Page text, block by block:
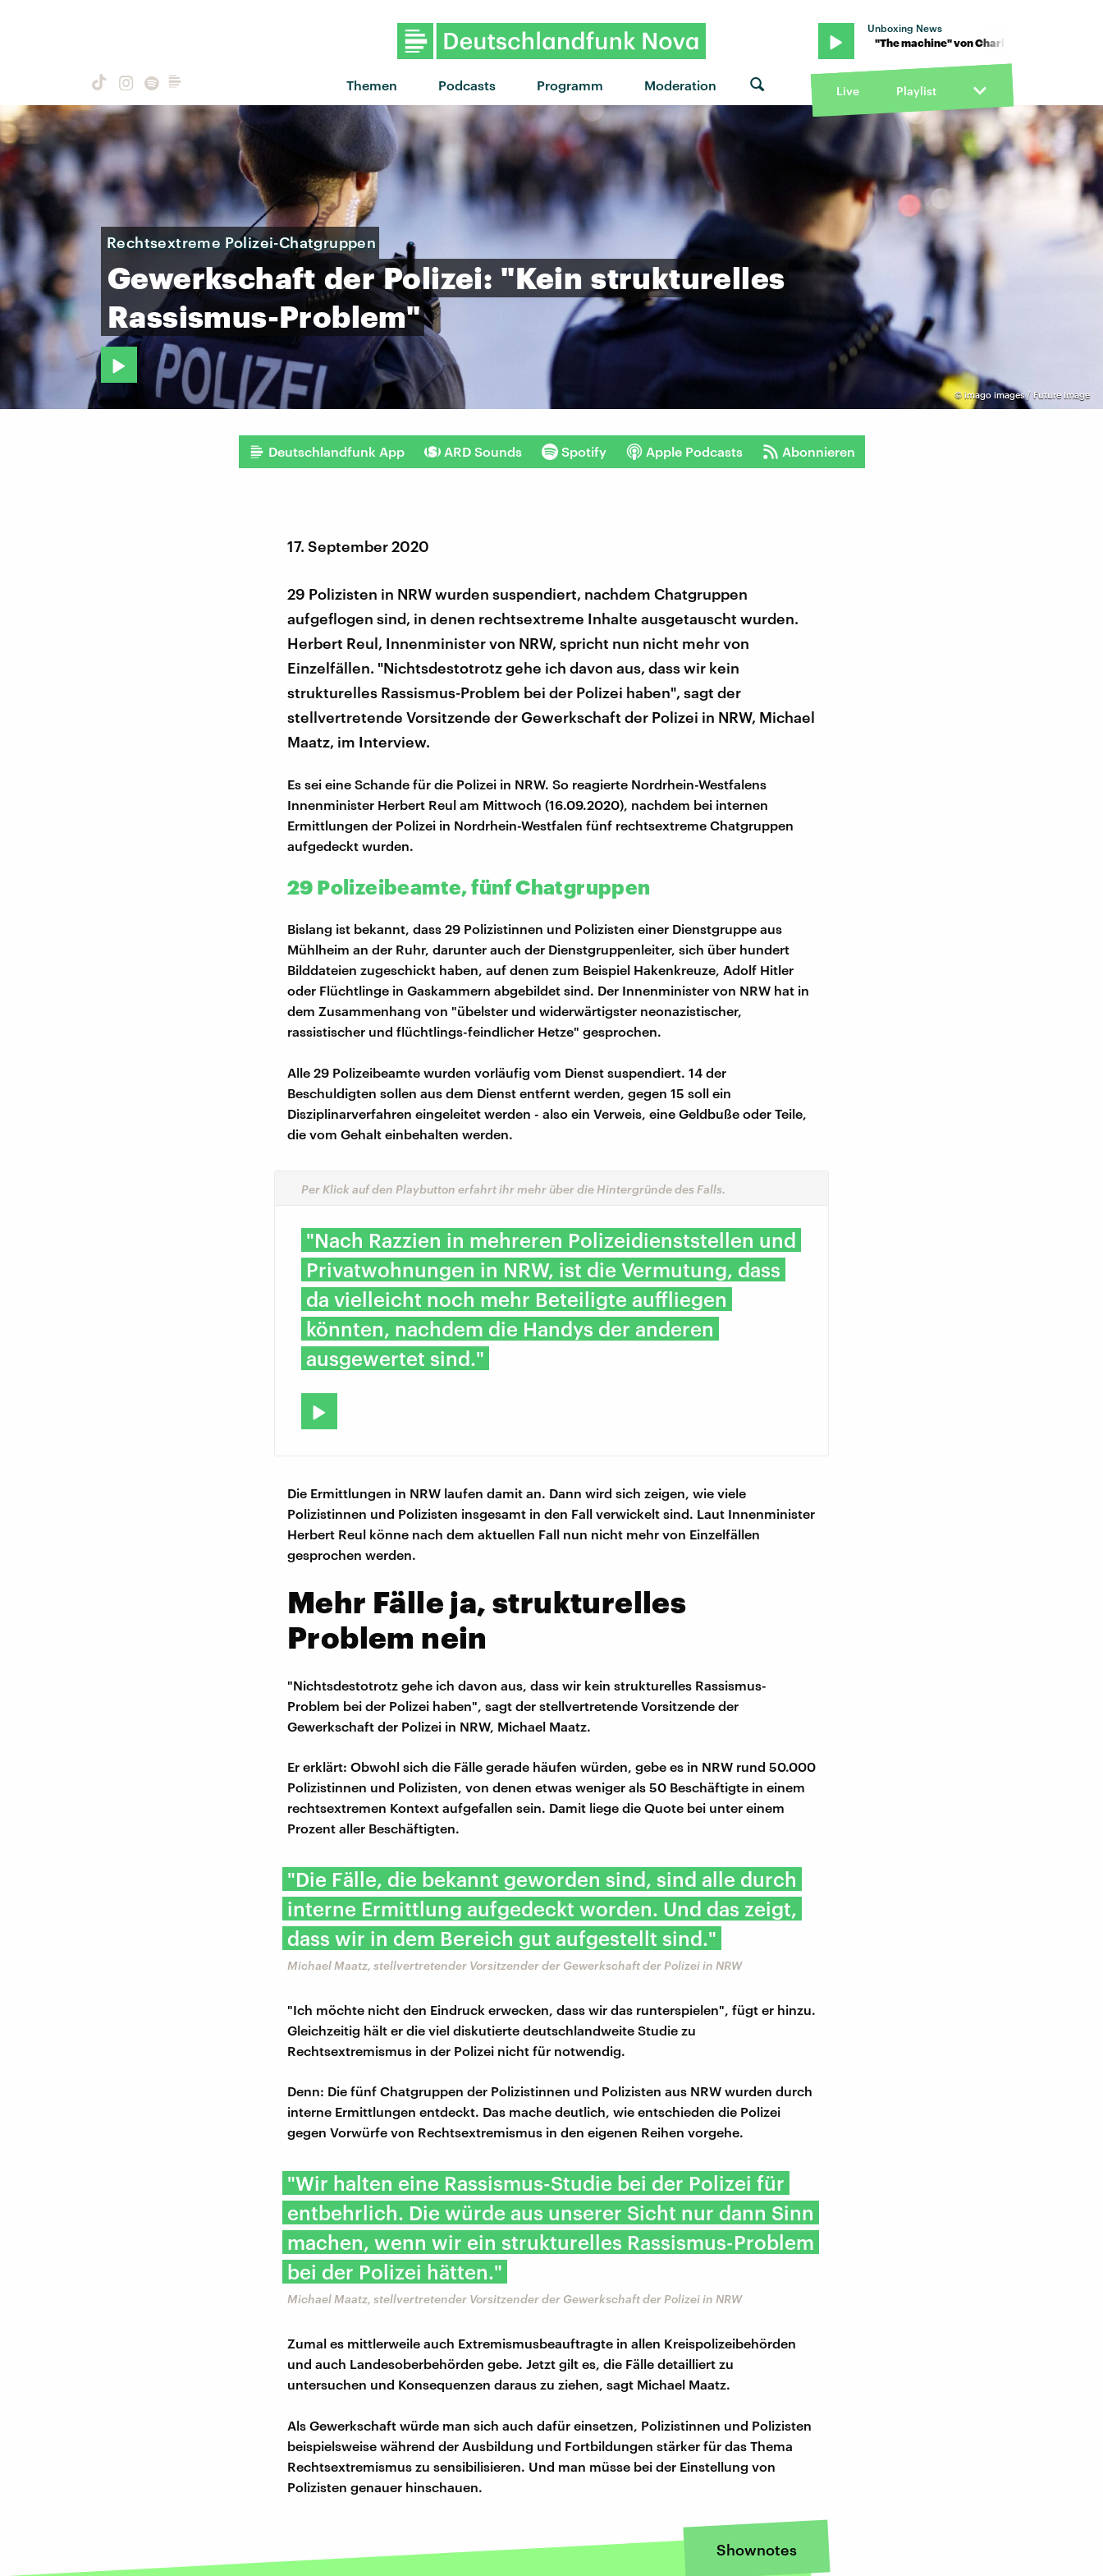
Themen Podcasts Programm Moderation
Unboxing News
"The machine" von Charlotte & Thieves · "The machine" von Charlotte & Thieves · "The
Live Playlist
© imago images / Future Image
Rechtsextreme Polizei-Chatgruppen
Gewerkschaft der Polizei: "Kein strukturelles
Rassismus-Problem"
Deutschlandfunk App ARD Sounds Spotify Apple Podcasts Abonnieren
17. September 2020
29 Polizisten in NRW wurden suspendiert, nachdem Chatgruppen
aufgeflogen sind, in denen rechtsextreme Inhalte ausgetauscht wurden.
Herbert Reul, Innenminister von NRW, spricht nun nicht mehr von
Einzelfällen. "Nichtsdestotrotz gehe ich davon aus, dass wir kein
strukturelles Rassismus-Problem bei der Polizei haben", sagt der
stellvertretende Vorsitzende der Gewerkschaft der Polizei in NRW, Michael
Maatz, im Interview.
Es sei eine Schande für die Polizei in NRW. So reagierte Nordrhein-Westfalens
Innenminister Herbert Reul am Mittwoch (16.09.2020), nachdem bei internen
Ermittlungen der Polizei in Nordrhein-Westfalen fünf rechtsextreme Chatgruppen
aufgedeckt wurden.
29 Polizeibeamte, fünf Chatgruppen
Bislang ist bekannt, dass 29 Polizistinnen und Polizisten einer Dienstgruppe aus
Mühlheim an der Ruhr, darunter auch der Dienstgruppenleiter, sich über hundert
Bilddateien zugeschickt haben, auf denen zum Beispiel Hakenkreuze, Adolf Hitler
oder Flüchtlinge in Gaskammern abgebildet sind. Der Innenminister von NRW hat in
dem Zusammenhang von "übelster und widerwärtigster neonazistischer,
rassistischer und flüchtlings-feindlicher Hetze" gesprochen.
Alle 29 Polizeibeamte wurden vorläufig vom Dienst suspendiert. 14 der
Beschuldigten sollen aus dem Dienst entfernt werden, gegen 15 soll ein
Disziplinarverfahren eingeleitet werden - also ein Verweis, eine Geldbuße oder Teile,
die vom Gehalt einbehalten werden.
Per Klick auf den Playbutton erfahrt ihr mehr über die Hintergründe des Falls.
"Nach Razzien in mehreren Polizeidienststellen und
Privatwohnungen in NRW, ist die Vermutung, dass
da vielleicht noch mehr Beteiligte auffliegen
könnten, nachdem die Handys der anderen
ausgewertet sind."
Die Ermittlungen in NRW laufen damit an. Dann wird sich zeigen, wie viele
Polizistinnen und Polizisten insgesamt in den Fall verwickelt sind. Laut Innenminister
Herbert Reul könne nach dem aktuellen Fall nun nicht mehr von Einzelfällen
gesprochen werden.
Mehr Fälle ja, strukturelles
Problem nein
"Nichtsdestotrotz gehe ich davon aus, dass wir kein strukturelles Rassismus-
Problem bei der Polizei haben", sagt der stellvertretende Vorsitzende der
Gewerkschaft der Polizei in NRW, Michael Maatz.
Er erklärt: Obwohl sich die Fälle gerade häufen würden, gebe es in NRW rund 50.000
Polizistinnen und Polizisten, von denen etwas weniger als 50 Beschäftigte in einem
rechtsextremen Kontext aufgefallen sein. Damit liege die Quote bei unter einem
Prozent aller Beschäftigten.
"Die Fälle, die bekannt geworden sind, sind alle durch
interne Ermittlung aufgedeckt worden. Und das zeigt,
dass wir in dem Bereich gut aufgestellt sind."
Michael Maatz, stellvertretender Vorsitzender der Gewerkschaft der Polizei in NRW
"Ich möchte nicht den Eindruck erwecken, dass wir das runterspielen", fügt er hinzu.
Gleichzeitig hält er die viel diskutierte deutschlandweite Studie zu
Rechtsextremismus in der Polizei nicht für notwendig.
Denn: Die fünf Chatgruppen der Polizistinnen und Polizisten aus NRW wurden durch
interne Ermittlungen entdeckt. Das mache deutlich, wie entschieden die Polizei
gegen Vorwürfe von Rechtsextremismus in den eigenen Reihen vorgehe.
"Wir halten eine Rassismus-Studie bei der Polizei für
entbehrlich. Die würde aus unserer Sicht nur dann Sinn
machen, wenn wir ein strukturelles Rassismus-Problem
bei der Polizei hätten."
Michael Maatz, stellvertretender Vorsitzender der Gewerkschaft der Polizei in NRW
Zumal es mittlerweile auch Extremismusbeauftragte in allen Kreispolizeibehörden
und auch Landesoberbehörden gebe. Jetzt gilt es, die Fälle detailliert zu
untersuchen und Konsequenzen daraus zu ziehen, sagt Michael Maatz.
Als Gewerkschaft würde man sich auch dafür einsetzen, Polizistinnen und Polizisten
beispielsweise während der Ausbildung und Fortbildungen stärker für das Thema
Rechtsextremismus zu sensibilisieren. Und man müsse bei der Einstellung von
Polizisten genauer hinschauen.
Shownotes